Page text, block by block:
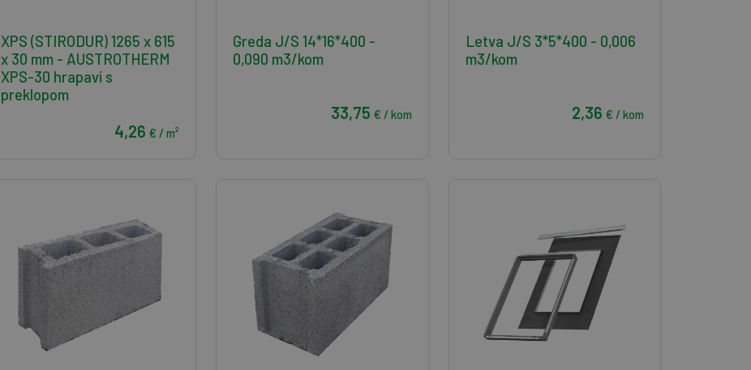
XPS (STIRODUR) 1265 x 615
x 30 mm - AUSTROTHERM
XPS-30 hrapavi s
preklopom
4,26 € / m²
Greda J/S 14*16*400 -
0,090 m3/kom
33,75 € / kom
Letva J/S 3*5*400 - 0,006
m3/kom
2,36 € / kom